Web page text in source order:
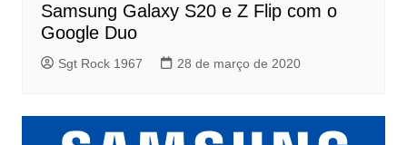
Samsung Galaxy S20 e Z Flip com o
Google Duo
Sgt Rock 1967 28 de março de 2020